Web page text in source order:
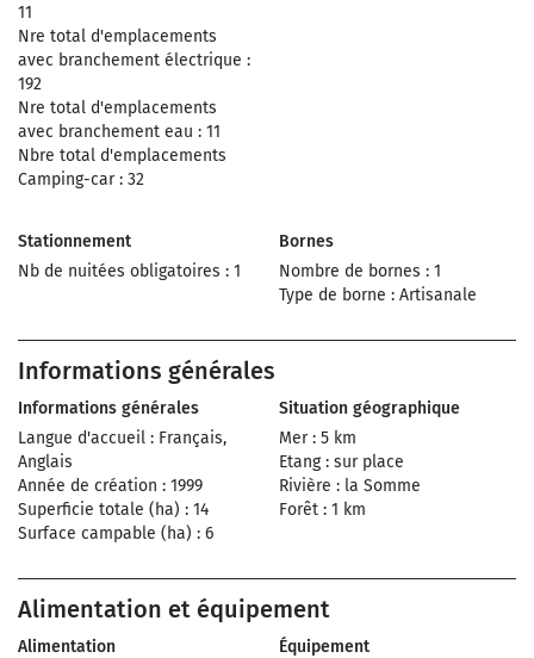
11
Nre total d'emplacements
avec branchement électrique :
192
Nre total d'emplacements
avec branchement eau : 11
Nbre total d'emplacements
Camping-car : 32
Stationnement
Nb de nuitées obligatoires : 1
Bornes
Nombre de bornes : 1
Type de borne : Artisanale
Informations générales
Informations générales
Langue d'accueil : Français,
Anglais
Année de création : 1999
Superficie totale (ha) : 14
Surface campable (ha) : 6
Situation géographique
Mer : 5 km
Etang : sur place
Rivière : la Somme
Forêt : 1 km
Alimentation et équipement
Alimentation
Équipement